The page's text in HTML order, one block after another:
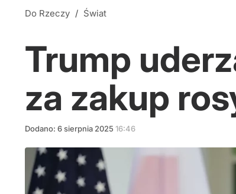
Do Rzeczy / Świat
Trump
za zakup
Dodano: 6sierpnia 2025 16:46